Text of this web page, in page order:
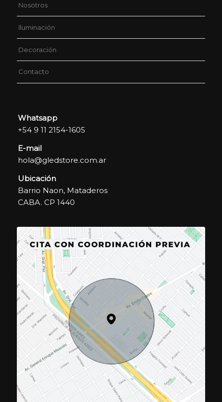
Nosotros
Iluminación
Decoración
Contacto
Whatsapp
+54 9 11 2154-1605
E-mail
hola@gledstore.com.ar
Ubicación
Barrio Naon, Mataderos
CABA. CP 1440